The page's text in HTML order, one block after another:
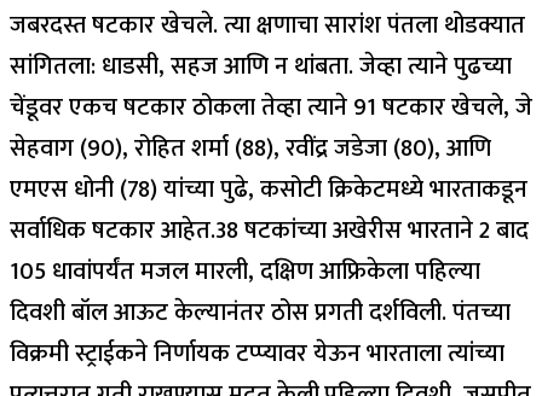
जबरदस्त षटकार खेचले.त्या क्षणाचा सारांश पंतला थोडक्यात
सांगितला: धाडसी, सहज आणि न थांबता.जेव्हा त्याने पुढच्या
चेंडूवर एकच षटकार ठोकला तेव्हा त्याने 91 षटकार खेचले, जे
सेहवाग (90), रोहित शर्मा (88), रवींद्र जडेजा (80), आणि
एमएस धोनी (78) यांच्या पुढे, कसोटी क्रिकेटमध्ये भारताकडून
सर्वाधिक षटकार आहेत.38 षटकांच्या अखेरीस भारताने 2 बाद
105 धावांपर्यंत मजल मारली, दक्षिण आफ्रिकेला पहिल्या
दिवशी बॉल आऊट केल्यानंतर ठोस प्रगती दर्शविली. पंतच्या
विक्रमी स्ट्राईकने निर्णायक टप्प्यावर येऊन भारताला त्यांच्या